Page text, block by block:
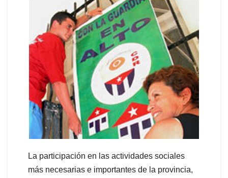
La participación en las actividades sociales
más necesarias e importantes de la provincia,